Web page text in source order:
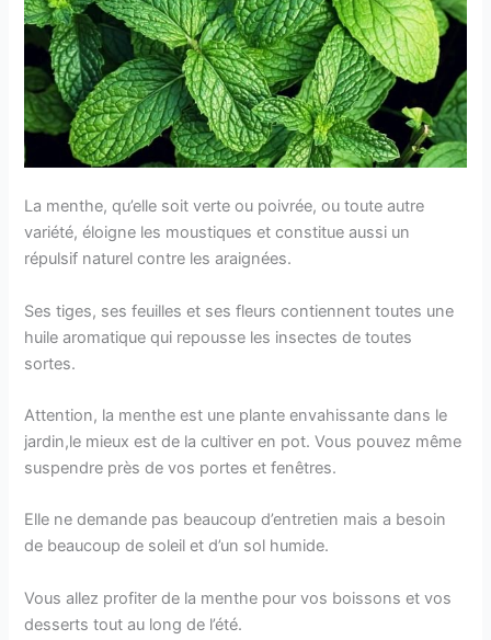
La menthe, qu’elle soit verte ou poivrée, ou toute autre
variété, éloigne les moustiques et constitue aussi un
répulsif naturel contre les araignées.
Ses tiges, ses feuilles et ses fleurs contiennent toutes une
huile aromatique qui repousse les insectes de toutes
sortes.
Attention, la menthe est une plante envahissante dans le
jardin,le mieux est de la cultiver en pot. Vous pouvez même
suspendre près de vos portes et fenêtres.
Elle ne demande pas beaucoup d’entretien mais a besoin
de beaucoup de soleil et d’un sol humide.
Vous allez profiter de la menthe pour vos boissons et vos
desserts tout au long de l’été.